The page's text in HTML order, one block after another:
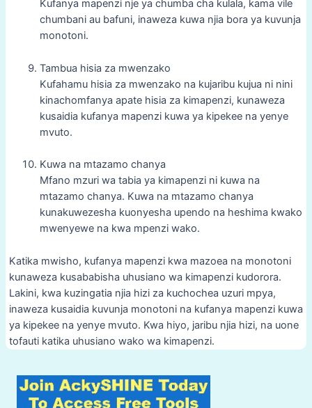
Kufanya mapenzi nje ya chumba cha kulala, kama vile
chumbani au bafuni, inaweza kuwa njia bora ya kuvunja
monotoni.
Tambua hisia za mwenzako
Kufahamu hisia za mwenzako na kujaribu kujua ni nini
kinachomfanya apate hisia za kimapenzi, kunaweza
kusaidia kufanya mapenzi kuwa ya kipekee na yenye
mvuto.
Kuwa na mtazamo chanya
Mfano mzuri wa tabia ya kimapenzi ni kuwa na
mtazamo chanya. Kuwa na mtazamo chanya
kunakuwezesha kuonyesha upendo na heshima kwako
mwenyewe na kwa mpenzi wako.
Katika mwisho, kufanya mapenzi kwa mazoea na monotoni
kunaweza kusababisha uhusiano wa kimapenzi kudorora.
Lakini, kwa kuzingatia njia hizi za kuchochea uzuri mpya,
inaweza kusaidia kuvunja monotoni na kufanya mapenzi kuwa
ya kipekee na yenye mvuto. Kwa hiyo, jaribu njia hizi, na uone
tofauti katika uhusiano wako wa kimapenzi.
navigation